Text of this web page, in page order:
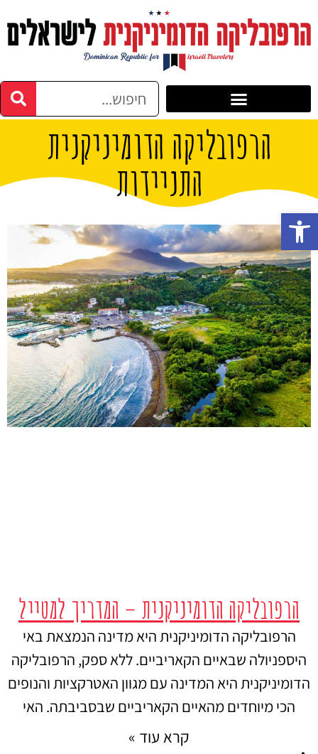
הרפובליקה הדומיניקנית
התניידות
הרפובליקה הדומיניקנית – המדריך למטייל
הרפובליקה הדומיניקנית היא מדינה הנמצאת באי
היספניולה שבאיים הקאריביים. ללא ספק, הרפובליקה
הדומיניקנית היא המדינה עם מגוון האטרקציות והנופים
הכי מיוחדים מהאיים הקאריביים שבסביבתה. האי
קרא עוד »
פתח סרגל נגישות